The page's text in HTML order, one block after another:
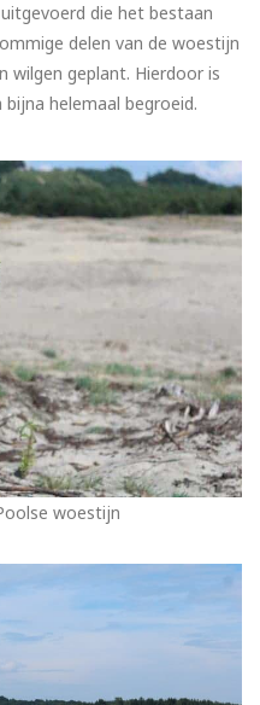
die het bestaan
delen van de woestijn
wilgen geplant. Hierdoor is
helemaal begroeid.
woestijn